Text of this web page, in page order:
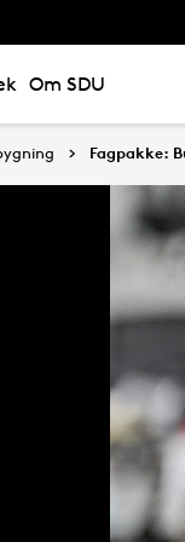
Om SDU
Fagpakke: